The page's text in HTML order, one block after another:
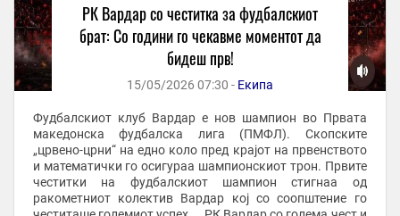
РК Вардар со честитка за фудбалскиот
брат: Со години го чекавме моментот да
бидеш прв!
15/05/2026 07:30 - Екипа
Фудбалскиот клуб Вардар е нов шампион во Првата
македонска фудбалска лига (ПМФЛ). Скопските
„црвено-црни“ на едно коло пред крајот на првенството
и математички го осигураа шампионскиот трон. Првите
честитки на фудбалскиот шампион стигнаа од
ракометниот колектив Вардар кој со соопштение го